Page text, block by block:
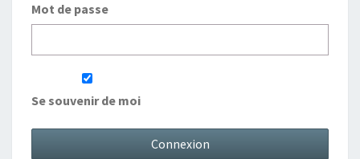
Mot de passe
Se souvenir de moi